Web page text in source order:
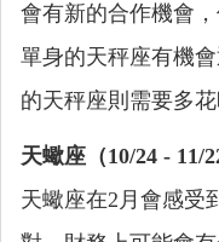
會有新的合作機會
單身的天秤座有機
的天秤座則需要多花
天蠍座（10/24 - 11/
天蠍座在2月會感受